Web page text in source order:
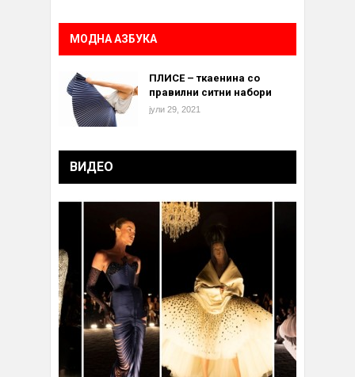
МОДНА АЗБУКА
ПЛИСЕ – ткаенина со
правилни ситни набори
јули 29, 2021
ВИДЕО